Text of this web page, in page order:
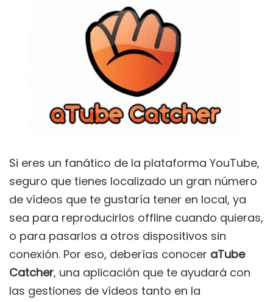
Si eres un fanático de la plataforma YouTube,
seguro que tienes localizado un gran número
de vídeos que te gustaría tener en local, ya
sea para reproducirlos offline cuando quieras,
o para pasarlos a otros dispositivos sin
conexión. Por eso, deberías conocer aTube
Catcher, una aplicación que te ayudará con
las gestiones de vídeos tanto en la